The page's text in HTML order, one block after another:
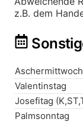
z.B. dem
Aschermittwoch
Valentinstag
Josefitag
Palmsonntag